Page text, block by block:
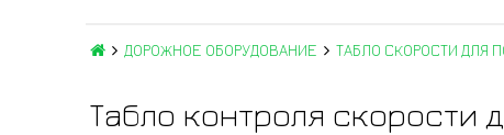
ДОРОЖНОЕ ОБОРУДОВАНИЕ ТАБЛО СКОРОСТИ ДЛЯ
Табло контроля скорости